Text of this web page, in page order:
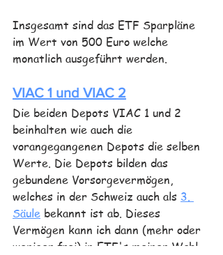
Insgesamt sind das ETF Sparpläne
im Wert von 500 Euro welche
monatlich ausgeführt werden.
VIAC 1 und VIAC 2
Die beiden Depots VIAC 1 und 2
beinhalten wie auch die
vorangegangenen Depots die selben
Werte. Die Depots bilden das
gebundene Vorsorgevermögen,
welches in der Schweiz auch als 3.
Säule bekannt ist ab. Dieses
Vermögen kann ich dann (mehr oder
weniger frei) in ETF's meiner Wahl